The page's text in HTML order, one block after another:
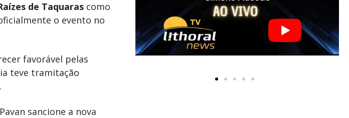
de Taquaras como
o evento no
favorável pelas
teve tramitação
sancione a nova